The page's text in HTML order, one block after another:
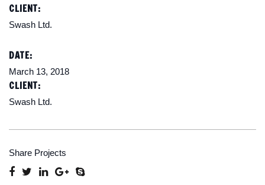
CLIENT:
Swash Ltd.
DATE:
March 13, 2018
CLIENT:
Swash Ltd.
Share Projects